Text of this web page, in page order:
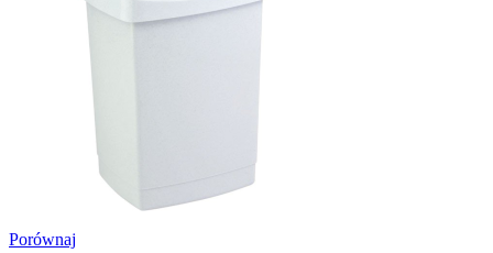
Porównaj